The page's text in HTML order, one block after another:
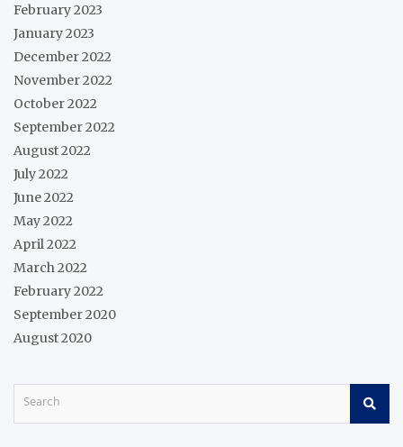
February 2023
January 2023
December 2022
November 2022
October 2022
September 2022
August 2022
July 2022
June 2022
May 2022
April 2022
March 2022
February 2022
September 2020
August 2020